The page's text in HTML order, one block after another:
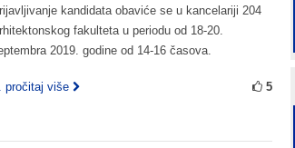
kandidata obaviće se u kancelariji 204
fakulteta u periodu od 18‐20.
2019. godine od 14‐16 časova.
pročitaj više 5